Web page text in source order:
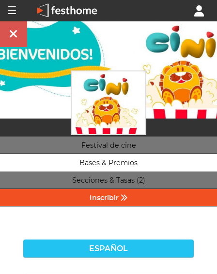
Festival de cine
Bases & Premios
Secciones & Tasas (2)
Inscribir
ESPAÑOL